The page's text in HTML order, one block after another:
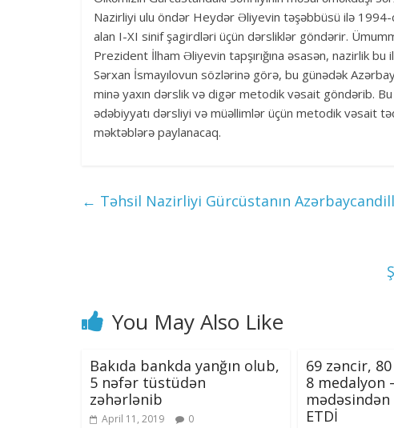
Nazirliyi ulu öndər Heydər Əliyevin təşəbbüsü ilə
alan I-XI sinif şagirdləri üçün dərsliklər göndərir.
Prezident İlham Əliyevin tapşırığına əsasən, nazirlik
Sərxan İsmayılovun sözlərinə görə, bu günədək
minə yaxın dərslik və digər metodik vəsait göndərib.
ədəbiyyatı dərsliyi və müəllimlər üçün metodik vəsait
məktəblərə paylanacaq.
← Təhsil Nazirliyi Gürcüstanın
You May Also Like
Bakıda bankda yanğın olub,
5 nəfər tüstüdən
zəhərlənib
April 11, 2019 0
69 zəncir,
8 medalyon
mədəsindən
ETDİ